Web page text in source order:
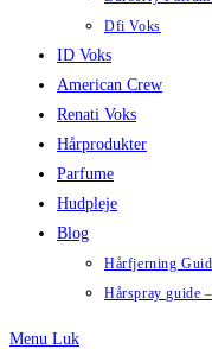
Dfi Voks
ID Voks
American Crew
Renati Voks
Hårprodukter
Parfume
Hudpleje
Blog
Hårfjerning
Hårspray guide
Menu Luk